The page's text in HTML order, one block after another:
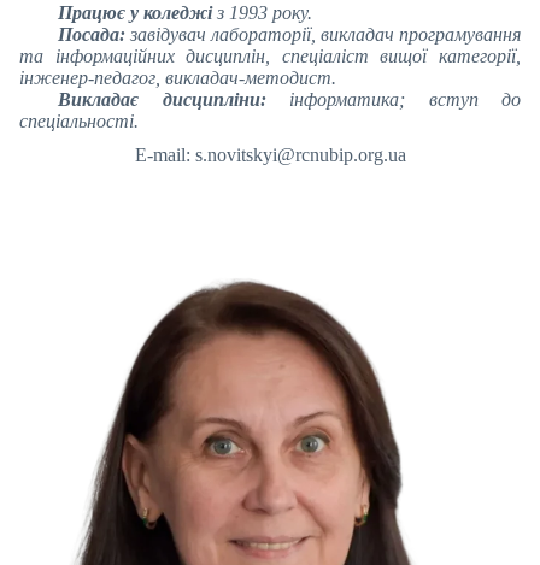
Працює у коледжіз 1993 року.
Посада: завідувач лабораторії, викладач програмування
та інформаційних дисциплін, спеціаліст вищої категорії,
інженер-педагог, викладач-методист.
Викладає дисципліни:інформатика; вступ до
спеціальності.
E-mail: s.novitskyi@rcnubip.org.ua